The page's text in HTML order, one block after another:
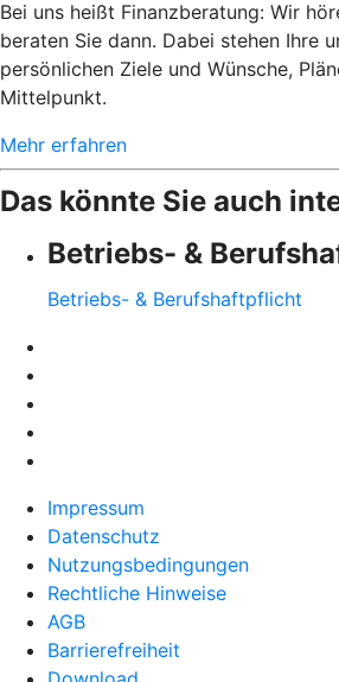
Bei uns heißt Finanzberatung: Wir
beraten Sie dann. Dabei stehen Ihre
persönlichen Ziele und Wünsche,
Mittelpunkt.
Mehr erfahren
Das könnte Sie auch
Betriebs- &
Betriebs- & Berufshaftpflicht
Impressum
Datenschutz
Nutzungsbedingungen
Rechtliche Hinweise
AGB
Barrierefreiheit